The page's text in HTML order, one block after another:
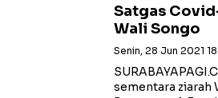
Satgas
Wali Songo
Senin, 28 Jun 2021
sementara ziarah